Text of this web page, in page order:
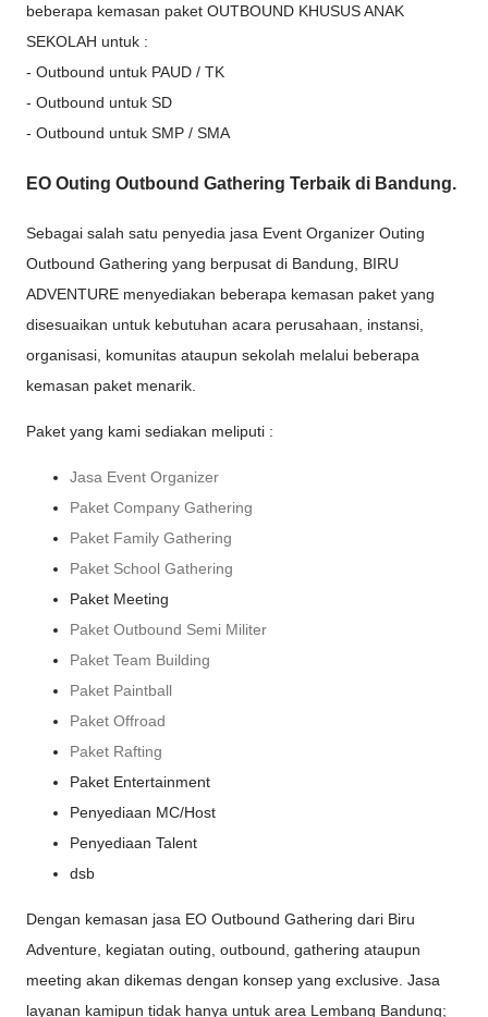
beberapa kemasan paket OUTBOUND KHUSUS ANAK
SEKOLAH untuk :
- Outbound untuk PAUD / TK
- Outbound untuk SD
- Outbound untuk SMP / SMA
EO Outing Outbound Gathering Terbaik di Bandung.
Sebagai salah satu penyedia jasa Event Organizer Outing
Outbound Gathering yang berpusat di Bandung, BIRU
ADVENTURE menyediakan beberapa kemasan paket yang
disesuaikan untuk kebutuhan acara perusahaan, instansi,
organisasi, komunitas ataupun sekolah melalui beberapa
kemasan paket menarik.
Paket yang kami sediakan meliputi :
Jasa Event Organizer
Paket Company Gathering
Paket Family Gathering
Paket School Gathering
Paket Meeting
Paket Outbound Semi Militer
Paket Team Building
Paket Paintball
Paket Offroad
Paket Rafting
Paket Entertainment
Penyediaan MC/Host
Penyediaan Talent
dsb
Dengan kemasan jasa EO Outbound Gathering dari Biru
Adventure, kegiatan outing, outbound, gathering ataupun
meeting akan dikemas dengan konsep yang exclusive. Jasa
layanan kamipun tidak hanya untuk area Lembang Bandung;